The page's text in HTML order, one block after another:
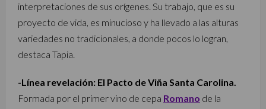
interpretaciones de sus orígenes. Su trabajo, que es su
proyecto de vida, es minucioso y ha llevado a las alturas
variedades no tradicionales, a donde pocos lo logran,
destaca Tapia.
-Línea revelación: El Pacto de Viña Santa Carolina.
Formada por el primer vino de cepa Romano de la